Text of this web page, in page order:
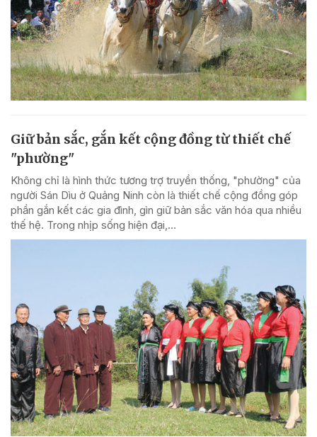
Giữ bản sắc, gắn kết cộng đồng từ thiết chế
"phường"
Không chỉ là hình thức tương trợ truyền thống, "phường" của
người Sán Dìu ở Quảng Ninh còn là thiết chế cộng đồng góp
phần gắn kết các gia đình, gìn giữ bản sắc văn hóa qua nhiều
thế hệ. Trong nhịp sống hiện đại,...